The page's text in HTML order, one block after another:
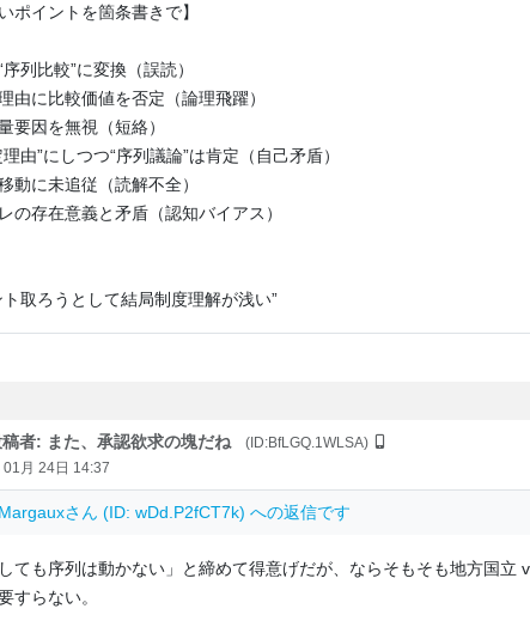
ポイントを箇条書きで】
列比較”に変換（誤読）
由に比較価値を否定（論理飛躍）
要因を無視（短絡）
理由”にしつつ“序列議論”は肯定（自己矛盾）
動に未追従（読解不全）
の存在意義と矛盾（認知バイアス）
取ろうとして結局制度理解が浅い”
稿者: また、承認欲求の塊だね
(ID:BfLGQ.1WLSA)
月 24日 14:37
Margauxさん (ID: wDd.P2fCT7k) への返信です
しても序列は動かない」と締めて得意げだが、ならそもそも地方国立
すらない。